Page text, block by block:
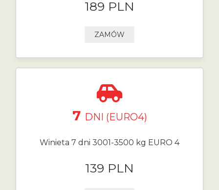
189 PLN
ZAMÓW
7 DNI (EURO4)
Winieta 7 dni 3001-3500 kg EURO 4
139 PLN